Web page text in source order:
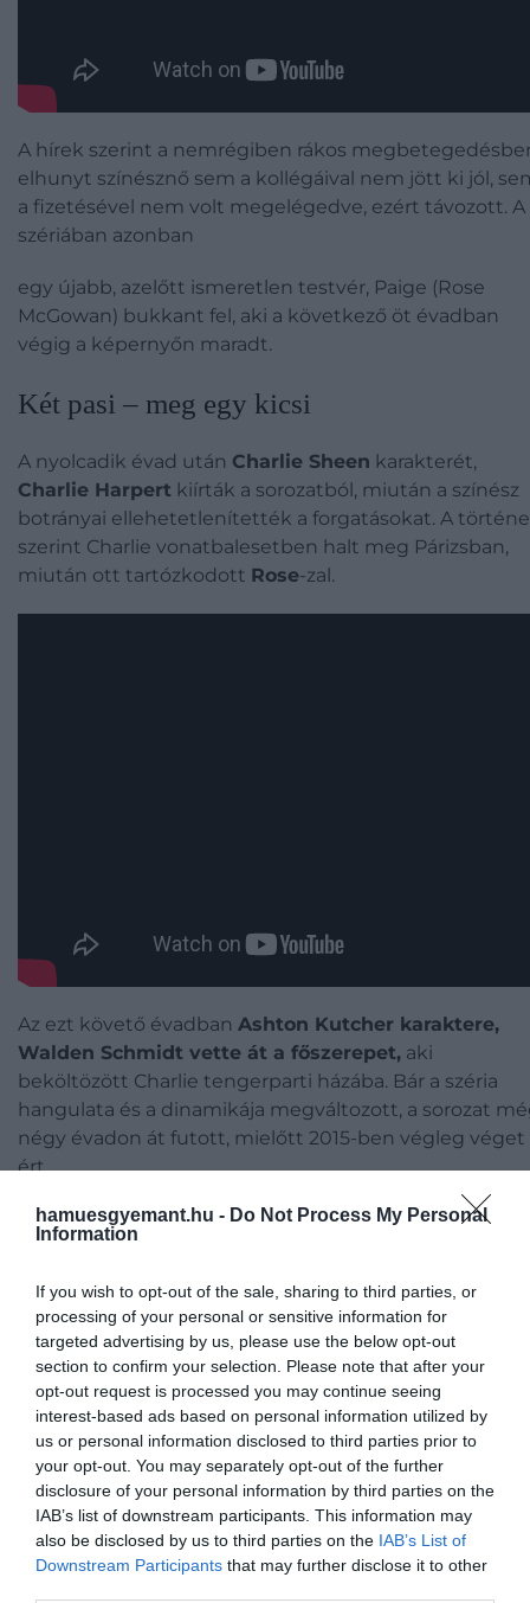
hamuesgyemant.hu - Do Not Process My Personal
Information
If you wish to opt-out of the sale, sharing to third parties, or
processing of your personal or sensitive information for
targeted advertising by us, please use the below opt-out
section to confirm your selection. Please note that after your
opt-out request is processed you may continue seeing
interest-based ads based on personal information utilized by
us or personal information disclosed to third parties prior to
your opt-out. You may separately opt-out of the further
disclosure of your personal information by third parties on the
IAB’s list of downstream participants. This information may
also be disclosed by us to third parties on the IAB’s List of
Downstream Participants that may further disclose it to other
A hírek szerint a nemrégiben rákos
elhunyt színésznő sem a kollégáival nem jött ki jól,
a fizetésével nem volt megelégedve, ezért távozott. A
szériában azonban
egy újabb, azelőtt ismeretlen testvér, Paige (Rose
McGowan) bukkant fel, aki a következő öt évadban
végig a képernyőn maradt.
Két pasi – meg egy kicsi
A nyolcadik évad után Charlie Sheen karakterét,
Charlie Harpert kiírták a sorozatból, miután a színész
botrányai ellehetetlenítették a forgatásokat. A
szerint Charlie vonatbalesetben halt meg Párizsban,
miután ott tartózkodott Rose-zal.
Az ezt követő évadban Ashton Kutcher karaktere,
Walden Schmidt vette át a főszerepet, aki
beköltözött Charlie tengerparti házába. Bár a széria
hangulata és a dinamikája megváltozott, a sorozat
négy évadon át futott, mielőtt 2015-ben végleg véget
ért.
Trónok harca
Trónok harca első évadának végén a központi
szereplőnek hittNed Starkot (Sean Bean) kivégzik
nyilvánosan, miután árulással vádolják a király halála
után.
Ezt is olvasd el!5 posztapokaliptikus sorozat, ha
nem bírsz várni a The Last of Us következő részéig